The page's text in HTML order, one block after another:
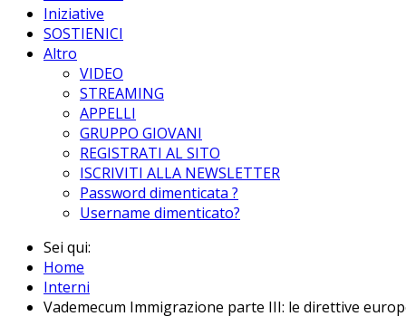
Iniziative
SOSTIENICI
Altro
VIDEO
STREAMING
APPELLI
GRUPPO GIOVANI
REGISTRATI AL SITO
ISCRIVITI ALLA NEWSLETTER
Password dimenticata ?
Username dimenticato?
Sei qui:
Home
Interni
Vademecum Immigrazione parte III: le direttive